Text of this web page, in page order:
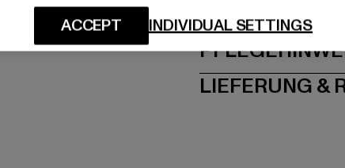
GRÖSSE
LIEFERUNG &
INDIVIDUAL SETTINGS
ACCEPT